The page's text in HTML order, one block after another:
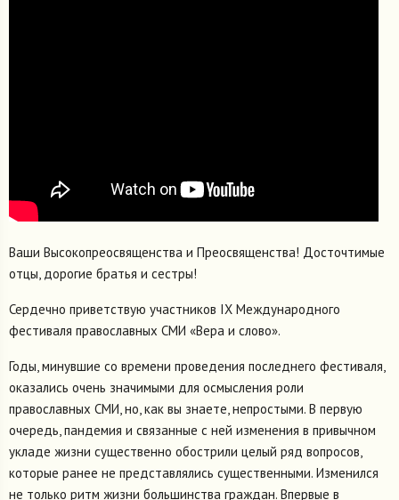
Ваши Высокопреосвященства и Преосвященства! Досточтимые
отцы, дорогие братья и сестры!
Сердечно приветствую участников IX Международного
фестиваля православных СМИ «Вера и слово».
Годы, минувшие со времени проведения последнего фестиваля,
оказались очень значимыми для осмысления роли
православных СМИ, но, как вы знаете, непростыми. В первую
очередь, пандемия и связанные с ней изменения в привычном
укладе жизни существенно обострили целый ряд вопросов,
которые ранее не представлялись существенными. Изменился
не только ритм жизни большинства граждан. Впервые в